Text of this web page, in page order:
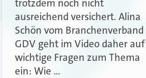
trotzdem noch nicht
ausreichend versichert. Alina
Schön vom Branchenverband
GDV geht im Video daher auf
wichtige Fragen zum Thema
ein: Wie …